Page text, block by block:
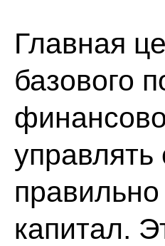
Главная
базового
капитал.